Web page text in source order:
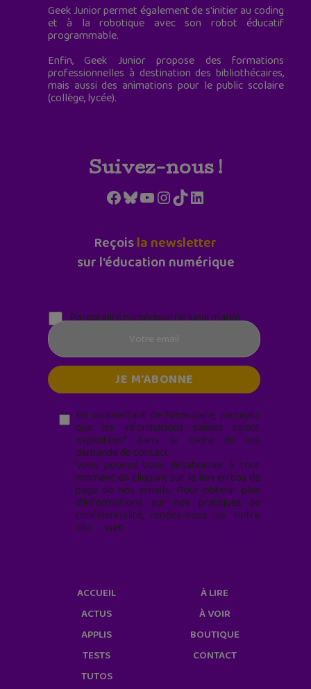
Geek Junior permet également de s'initier au coding
et à la robotique avec son robot éducatif
programmable.
Enfin, Geek Junior propose des formations
professionnelles à destination des bibliothécaires,
mais aussi des animations pour le public scolaire
(collège, lycée).
Suivez-nous !
Facebook
Bluesky
YouTube
Instagram
TikTokLinkedIn
Reçoisla newsletter
sur l'éducation numérique
Parentalité numérique (le lundi matin)
En soumettant ce formulaire, j’accepte
que les informations saisies soient
exploitées* dans le cadre de ma
demande de contact.
Vous pouvez vous désabonner à tout
moment en cliquant sur le lien en bas de
page de nos emails. Pour obtenir plus
d'informations sur nos pratiques de
confidentialité, rendez-vous sur notre
site web
ACCUEIL
ACTUS
APPLIS
TESTS
TUTOS
À LIRE
À VOIR
BOUTIQUE
CONTACT